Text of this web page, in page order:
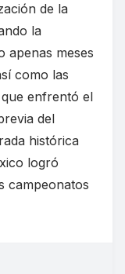
de la
la
apenas meses
como las
enfrentó el
del
histórica
logró
campeonatos